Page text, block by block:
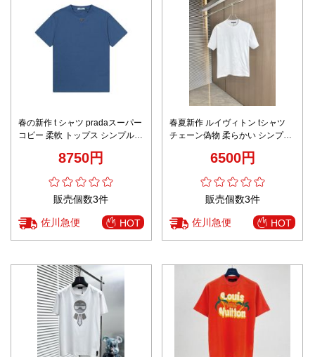
春の新作 t シャツ pradaスーパー
コピー 柔軟 トップス シンプル
8750円
販売個数3件
佐川急便 HOT
春夏新作 ルイヴィトン tシャツ
チェーン偽物 柔らかい シンプル
6500円
販売個数3件
佐川急便 HOT